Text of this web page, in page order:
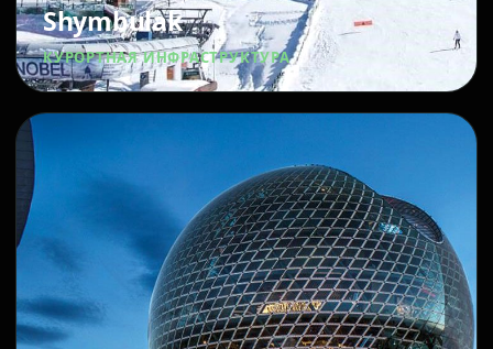
Shymbulak
КУРОРТНАЯ ИНФРАСТРУКТУРА